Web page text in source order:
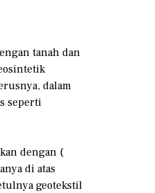
tanah dan
dalam
seperti
dengan (
di atas
geotekstil